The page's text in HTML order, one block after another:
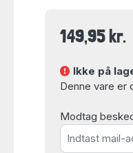
149,95 kr.
Ikke på
Denne vare er
Modtag